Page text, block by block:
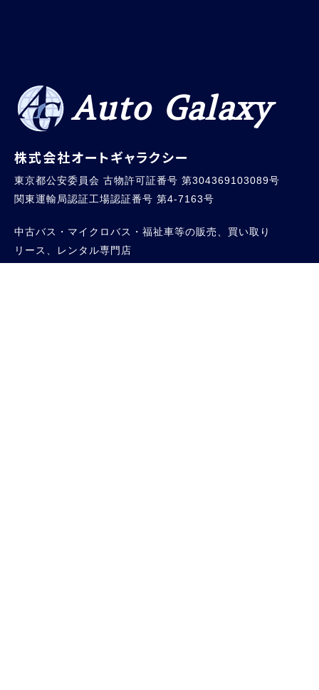
Auto Galaxy
株式会社オートギャラクシー
東京都公安委員会 古物許可証番号 第304369103089号
関東運輸局認証工場認証番号 第4-7163号
中古バス・マイクロバス・福祉車等の販売、買い取り
リース、レンタル専門店